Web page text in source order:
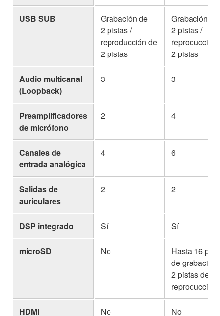
USB SUB
Grabación de
2 pistas /
reproducción de
2 pistas
Grabación de
2 pistas /
reproducción
2 pistas
Audio multicanal
(Loopback)
3 3
Preamplificadores
de micrófono
2 4
Canales de
entrada analógica
4 6
Salidas de
auriculares
2 2
DSP integrado Sí Sí
microSD No
Hasta 16
de grabación
2 pistas de
reproducción
HDMI No No